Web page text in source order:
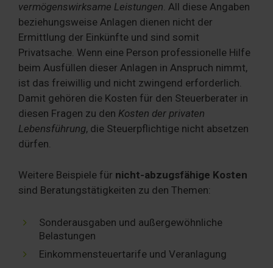
vermögenswirksame Leistungen. All diese Angaben
beziehungsweise Anlagen dienen nicht der
Ermittlung der Einkünfte und sind somit
Privatsache. Wenn eine Person professionelle Hilfe
beim Ausfüllen dieser Anlagen in Anspruch nimmt,
ist das freiwillig und nicht zwingend erforderlich.
Damit gehören die Kosten für den Steuerberater in
diesen Fragen zu den Kosten der privaten
Lebensführung, die Steuerpflichtige nicht absetzen
dürfen.
Weitere Beispiele für nicht-abzugsfähige Kosten
sind Beratungstätigkeiten zu den Themen:
Sonderausgaben und außergewöhnliche
Belastungen
Einkommensteuertarife und Veranlagung